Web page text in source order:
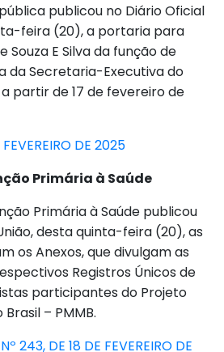
publicou no Diário Oficial
feira (20), a portaria para
Souza E Silva da função de
da Secretaria-Executiva do
partir de 17 de fevereiro de
DE 2025
Primária à Saúde
Primária à Saúde publicou
desta quinta-feira (20), as
os Anexos, que divulgam as
Registros Únicos de
participantes do Projeto
– PMMB.
243, DE 18 DE FEVEREIRO DE